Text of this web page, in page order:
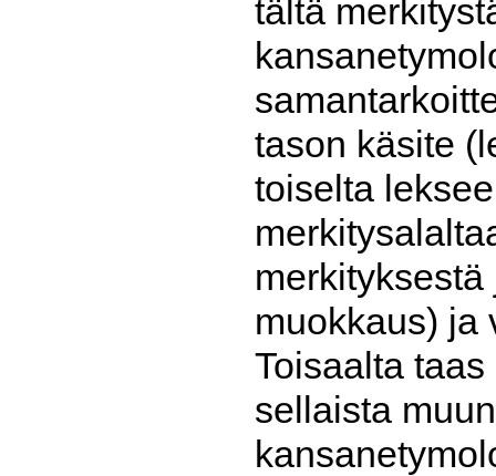
tältä
tason käsite
toiselta
muokkaus) ja
Toisaalta
sellaista